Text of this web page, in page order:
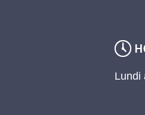
Lundi